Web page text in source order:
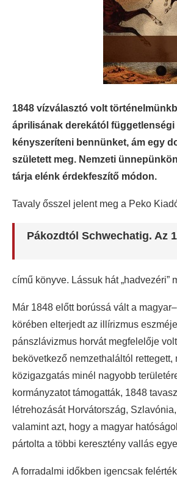
1848 vízválasztó volt
áprilisának derekától
kényszeríteni bennünket, ám egy
született meg. Nemzeti
tárja elénk érdekfeszítő módon.
Tavaly ősszel jelent meg a Peko
Pákozdtól Schwechatig. Az
című könyve. Lássuk hát
Már 1848 előtt borússá vált a
körében elterjedt az illírizmus
pánszlávizmus horvát megfelelője
bekövetkező nemzethaláltól
közigazgatás minél nagyobb
kormányzatot támogatták, 1848
létrehozását Horvátország,
valamint azt, hogy a magyar
pártolta a többi keresztény vallás
A forradalmi időkben igencsak